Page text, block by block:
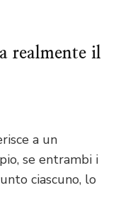
realmente il
a un
se entrambi i
ciascuno, lo